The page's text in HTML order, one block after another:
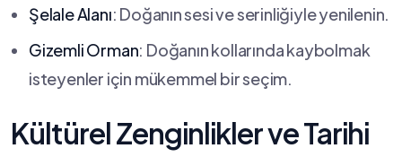
Şelale Alanı: Doğanın ⁢sesi ve serinliğiyle ‍yenilenin.
Gizemli Orman: Doğanın kollarında kaybolmak
isteyenler ‌için mükemmel bir seçim.
Kültürel Zenginlikler‍ ve Tarihi